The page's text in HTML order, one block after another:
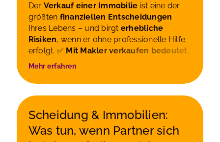
Der Verkauf einer Immobilie ist eine der
größten finanziellen Entscheidungen
Ihres Lebens – und birgt erhebliche
Risiken, wenn er ohne professionelle Hilfe
erfolgt. ✅ Mit Makler verkaufen bedeutet:
Marktgerechte Immobilienbewertung
Erstellung Gezielte Käuferansprache
durch ein breites NetzwerkStrukturierte
Unterlagen und Abstimmung mit Notar,
Sachverständigen oder Fachberatern bei
Mehr erfahren
Scheidung & Immobilien:
Was tun, wenn Partner sich